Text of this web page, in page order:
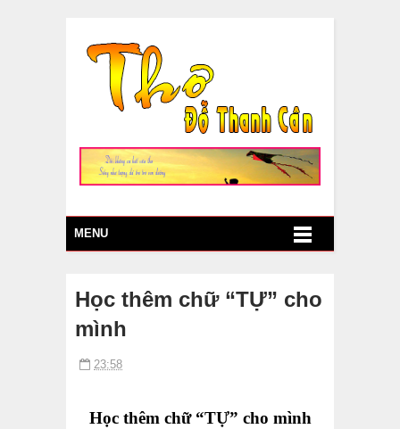
MENU
Học thêm chữ “TỰ” cho
mình
23:58
Học thêm chữ “TỰ” cho mình